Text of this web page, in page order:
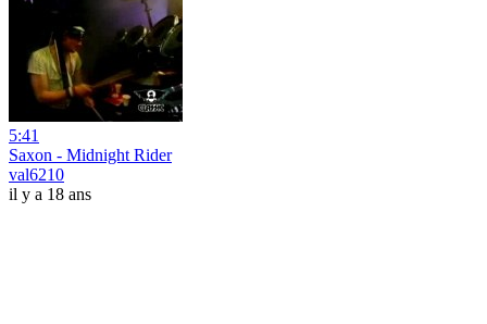
5:41
Saxon - Midnight Rider
val6210
il y a 18 ans